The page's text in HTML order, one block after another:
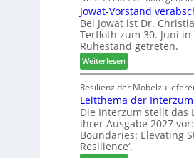
u
k
t
s
u
c
e
c
h
b
e
s
s
e
r
u
n
g
e
r
s
a
m
m
l
u
n
g
:
N
e
Jowat-Vorstand
Bei Jowat ist Dr.
Terfloth zum 30. Juni in
Ruhestand getreten.
Weiterlesen:
J
o
w
a
t
-
V
Resilienz der
Leitthema der
Die Interzum stellt das
ihrer Ausgabe 2027 vor:
Boundaries: Elevating
Resilience‘.